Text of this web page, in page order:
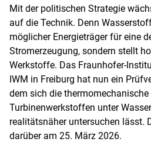
Mit der politischen Strategie
auf die Technik. Denn
möglicher Energieträger für eine
Stromerzeugung, sondern stellt
Werkstoffe. Das Fraunhofer-
IWM in Freiburg hat nun ein
dem sich die
Turbinenwerkstoffen unter
realitätsnäher untersuchen lässt.
darüber am 25. März 2026.